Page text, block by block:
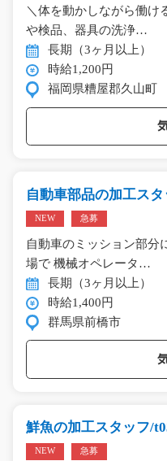
＼体を動かしながら働け
や検品、器具の洗浄…
長期（3ヶ月以上）
時給1,200円
福岡県糟屋郡久山町
自動車部品の加工スタ
NEW 急募
自動車のミッション部分
場で 機械オペレータ…
長期（3ヶ月以上）
時給1,400円
群馬県前橋市
鮮魚の加工スタッフ/
NEW 急募